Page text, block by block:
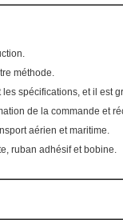
méthode.
spécifications, et il est
de la commande et
aérien et maritime.
ruban adhésif et bobine.